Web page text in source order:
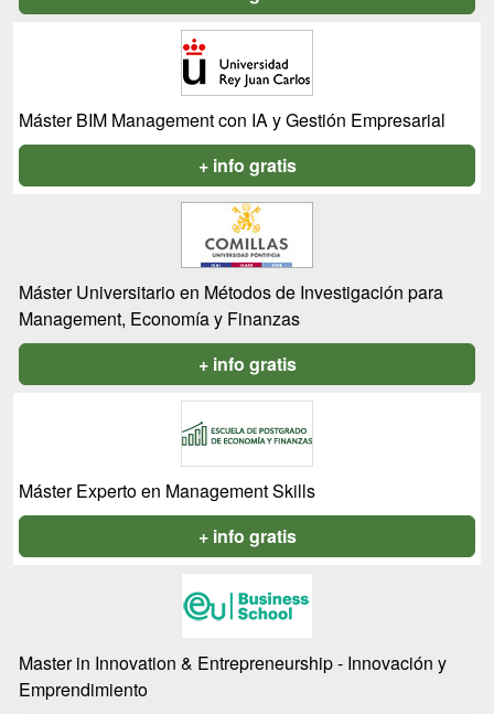
Máster BIM Management con IA y Gestión Empresarial
+ info gratis
Máster Universitario en Métodos de Investigación para
Management, Economía y Finanzas
+ info gratis
Máster Experto en Management Skills
+ info gratis
Master in Innovation & Entrepreneurship - Innovación y
Emprendimiento